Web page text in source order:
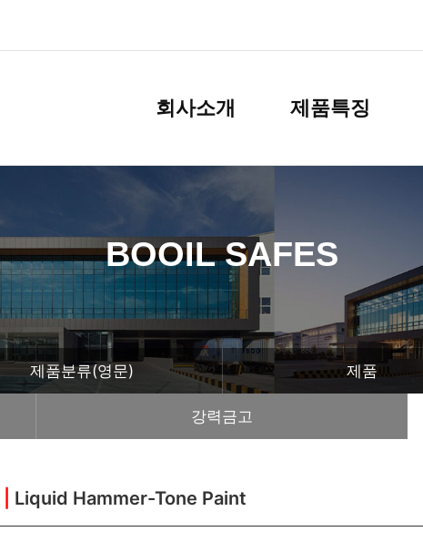
회사소개 제품특징
BOOIL SAFES
제품분류(영문) 제품
강력금고
Liquid Hammer-Tone Paint